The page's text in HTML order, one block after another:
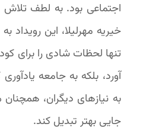
اجتماعی بود. به لطف تلاش
خیریه مهرلیلا، این رویداد
تنها لحظات شادی را برای
آورد، بلکه به جامعه
به نیازهای دیگران، همچنان
جایی بهتر تبدیل کند.